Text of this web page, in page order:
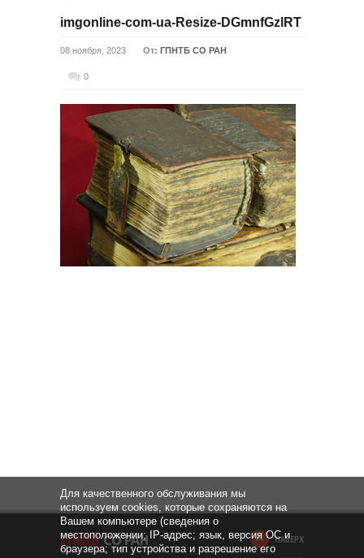
imgonline-com-ua-Resize-DGmnfGzlRT
08 ноября, 2023 От: ГПНТБ СО РАН
0
НАВЕРХ
Для качественного обслуживания мы
используем cookies, которые сохраняются на
Вашем компьютере (сведения о
местоположении; IP-адрес; язык, версия ОС и
браузера; тип устройства и разрешение его